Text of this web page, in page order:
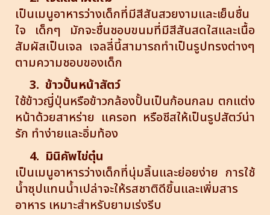
เป็นเมนูอาหารว่างเด็กที่มีสีสันสวยงามและเย็นชื่น
ใจ เด็กๆ มักจะชื่นชอบขนมที่มีสีสันสดใสและเนื้อ
สัมผัสเป็นเจล เจลลี่นี้สามารถทำเป็นรูปทรงต่างๆ
ตามความชอบของเด็ก
3. ข้าวปั้นหน้าสัตว์
ใช้ข้าวญี่ปุ่นหรือข้าวกล้องปั้นเป็นก้อนกลม ตกแต่ง
หน้าด้วยสาหร่าย แครอท หรือชีสให้เป็นรูปสัตว์น่า
รัก ทำง่ายและอิ่มท้อง
4. มินิคัพไข่ตุ๋น
เป็นเมนูอาหารว่างเด็กที่นุ่มลิ้นและย่อยง่าย การใช้
น้ำซุปแทนน้ำเปล่าจะให้รสชาติดีขึ้นและเพิ่มสาร
อาหาร เหมาะสำหรับยามเร่งรีบ